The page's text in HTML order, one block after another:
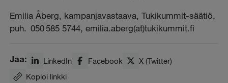
Emilia Åberg, kampanjavastaava,Tukikummit-säätiö,
puh.050 585 5744, emilia.aberg(at)tukikummit.fi
Jaa: LinkedIn Facebook
X (Twitter)
Kopioi linkki